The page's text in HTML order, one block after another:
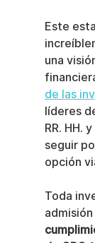
Este
una
de las
líderes
RR. HH.
seguir
opción
Toda